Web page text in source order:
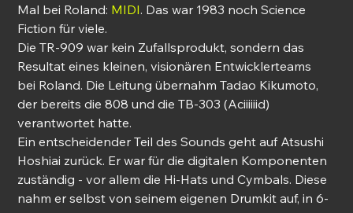
Mal bei Roland: MIDI. Das war 1983 noch Science
Fiction für viele.
Die TR-909 war kein Zufallsprodukt, sondern das
Resultat eines kleinen, visionären Entwicklerteams
bei Roland. Die Leitung übernahm Tadao Kikumoto,
der bereits die 808 und die TB-303 (Aciiiiiid)
verantwortet hatte.
Ein entscheidender Teil des Sounds geht auf Atsushi
Hoshiai zurück. Er war für die digitalen Komponenten
zuständig - vor allem die Hi-Hats und Cymbals. Diese
nahm er selbst von seinem eigenen Drumkit auf, in 6-